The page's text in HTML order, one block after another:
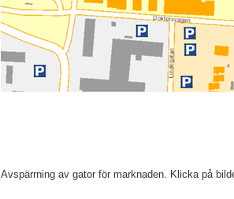
Avspärrning av gator för marknaden. Klicka på